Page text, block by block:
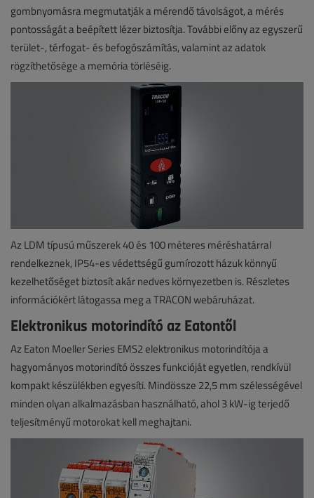
gombnyomásra megmutatják a mérendő távolságot, a mérés
pontosságát a beépített lézer biztosítja. További előny az egyszerű
terület-, térfogat- és befogószámítás, valamint az adatok
rögzíthetősége a memória törléséig.
Az LDM típusú műszerek 40 és 100 méteres méréshatárral
rendelkeznek, IP54-es védettségű gumírozott házuk könnyű
kezelhetőséget biztosít akár nedves környezetben is. Részletes
információkért látogassa meg a TRACON webáruházat.
Elektronikus motorindító az Eatontől
Az Eaton Moeller Series EMS2 elektronikus motorindítója a
hagyományos motorindító összes funkcióját egyetlen, rendkívül
kompakt készülékben egyesíti. Mindössze 22,5 mm szélességével
minden olyan alkalmazásban használható, ahol 3 kW-ig terjedő
teljesítményű motorokat kell meghajtani.